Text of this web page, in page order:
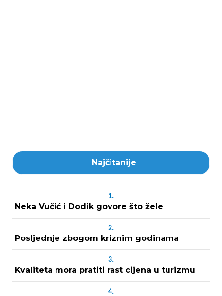
Najčitanije
1.
Neka Vučić i Dodik govore što žele
2.
Posljednje zbogom kriznim godinama
3.
Kvaliteta mora pratiti rast cijena u turizmu
4.